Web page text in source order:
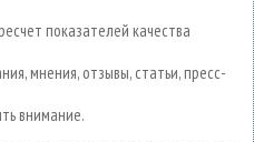
показателей качества
мнения, отзывы, статьи, пресс-
внимание.